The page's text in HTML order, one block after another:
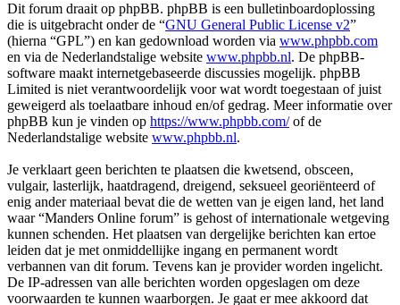
Dit forum draait op phpBB. phpBB is een bulletinboardoplossing
die is uitgebracht onder de “GNU General Public License v2”
(hierna “GPL”) en kan gedownload worden via www.phpbb.com
en via de Nederlandstalige website www.phpbb.nl. De phpBB-
software maakt internetgebaseerde discussies mogelijk. phpBB
Limited is niet verantwoordelijk voor wat wordt toegestaan of juist
geweigerd als toelaatbare inhoud en/of gedrag. Meer informatie over
phpBB kun je vinden op https://www.phpbb.com/of de
Nederlandstalige website www.phpbb.nl.
Je verklaart geen berichten te plaatsen die kwetsend, obsceen,
vulgair, lasterlijk, haatdragend, dreigend, seksueel georiënteerd of
enig ander materiaal bevat die de wetten van je eigen land, het land
waar “Manders Online forum” is gehost of internationale wetgeving
kunnen schenden. Het plaatsen van dergelijke berichten kan ertoe
leiden dat je met onmiddellijke ingang en permanent wordt
verbannen van dit forum. Tevens kan je provider worden ingelicht.
De IP-adressen van alle berichten worden opgeslagen om deze
voorwaarden te kunnen waarborgen. Je gaat er mee akkoord dat